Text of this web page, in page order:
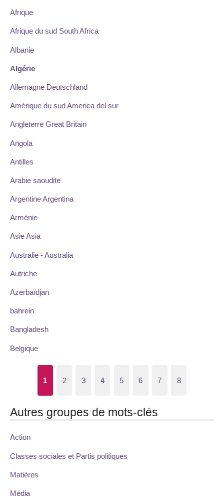
Afrique
Afrique du sud South Africa
Albanie
Algérie
Allemagne Deutschland
Amérique du sud America del sur
Angleterre Great Britain
Angola
Antilles
Arabie saoudite
Argentine Argentina
Arménie
Asie Asia
Australie - Australia
Autriche
Azerbaïdjan
bahrein
Bangladesh
Belgique
1 2 3 4 5 6 7 8
Autres groupes de mots-clés
Action
Classes sociales et Partis politiques
Matières
Média